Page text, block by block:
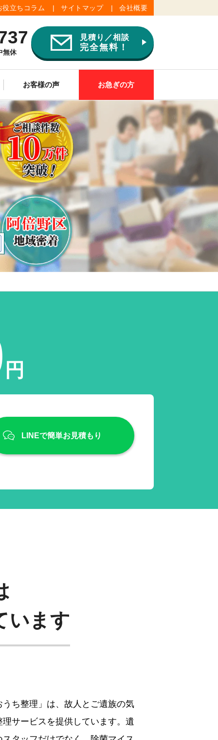
役立ちコラム サイトマップ 会社概要
無休
見積り／相談
完全無料！
ご供養
お客様の声 お急ぎの方
円
LINEで簡単お見積もり
います
ち整理」は、故人とご遺族の気
サービスを提供しています。遺